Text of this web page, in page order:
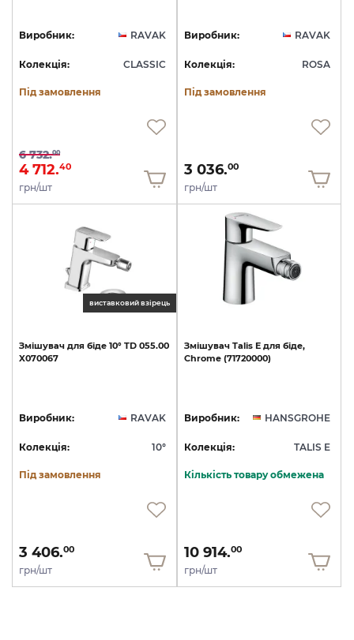
Виробник: RAVAK
Колекція: CLASSIC
Під замовлення
6 732.00
4 712.40
грн/шт
Виробник: RAVAK
Колекція: ROSA
Під замовлення
3 036.00
грн/шт
виставковий взірець
Змішувач для біде 10° TD 055.00
X070067
Виробник: RAVAK
Колекція: 10°
Під замовлення
3 406.00
грн/шт
Змішувач Talis E для біде,
Chrome (71720000)
Виробник: HANSGROHE
Колекція: TALIS E
Кількість товару обмежена
10 914.00
грн/шт